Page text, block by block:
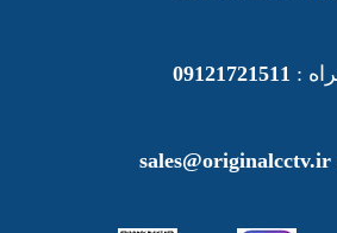
:
09121721511
sales@originalcctv.ir